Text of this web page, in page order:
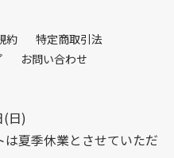
約
特定商取引法
お問い合わせ
日)
は夏季休業とさせていただ